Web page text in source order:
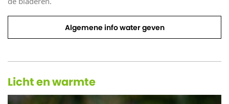
Algemene info water geven
Licht en warmte